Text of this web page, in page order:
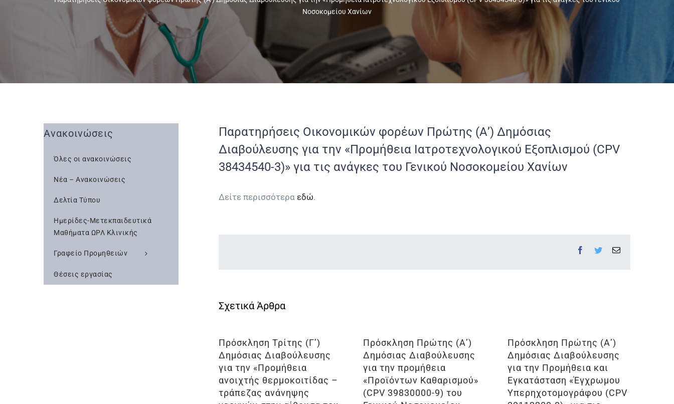
Νοσοκομείου Χανίων
Παρατηρήσεις Οικονομικών φορέων Πρώτης (Α’) Δημόσιας
Διαβούλευσης για την «Προμήθεια Ιατροτεχνολογικού Εξοπλισμού (CPV
38434540-3)» για τις ανάγκες του Γενικού Νοσοκομείου Χανίων
Δείτε περισσότεραεδώ.
Facebook
TwitterEmail
Πρόσκληση Τρίτης (Γ’)
Δημόσιας Διαβούλευσης
για την «Προμήθεια
ανοιχτής θερμοκοιτίδας –
τράπεζας ανάνηψης
Πρόσκληση Πρώτης (Α’)
Δημόσιας Διαβούλευσης
για την προμήθεια
«Προϊόντων Καθαρισμού»
(CPV 39830000-9) του
Πρόσκληση Πρώτης (Α’)
Δημόσιας Διαβούλευσης
για την Προμήθεια και
Εγκατάσταση «Έγχρωμου
Υπερηχοτομογράφου (CPV
Ανακοινώσεις
Όλες οι ανακοινώσεις
Νέα – Ανακοινώσεις
Δελτία Τύπου
Ημερίδες-Μετεκπαιδευτικά
Μαθήματα ΩΡΛ Κλινικής
Γραφείο Προμηθειών
Θέσεις εργασίας